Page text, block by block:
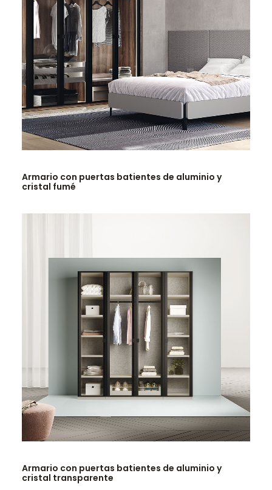
Armario con puertas batientes de aluminio y
cristal fumé
Armario con puertas batientes de aluminio y
cristal transparente